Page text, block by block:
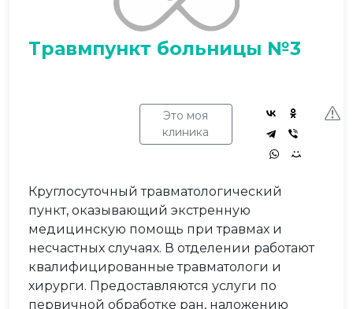
Травмпункт больницы №3
Это моя
клиника
Круглосуточный травматологический
пункт, оказывающий экстренную
медицинскую помощь при травмах и
несчастных случаях. В отделении работают
квалифицированные травматологи и
хирурги. Предоставляются услуги по
первичной обработке ран, наложению